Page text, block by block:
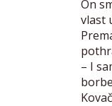
On
vlast
– I